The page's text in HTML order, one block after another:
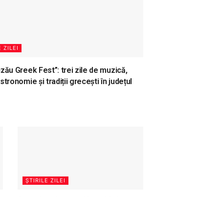
ZILEI
Greek Fest”: trei zile de muzică,
și tradiții grecești în județul
ȘTIRILE ZILEI